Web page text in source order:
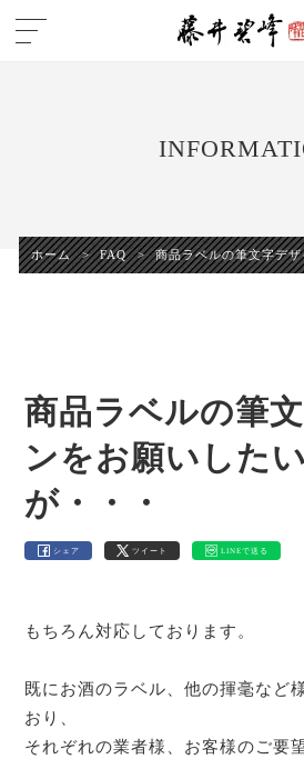
ホーム > FAQ > 商品ラベルの筆文字デ
商品ラベルの筆
ンをお願いした
が・・・
シェア ツイート LINEで送る
もちろん対応しております。
既にお酒のラベル、他の揮毫など
おり、
それぞれの業者様、お客様のご要